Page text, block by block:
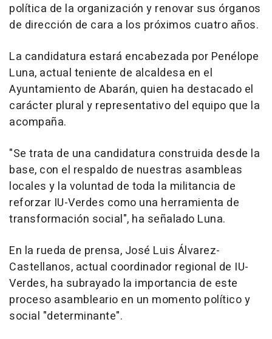
política de la organización y renovar sus órganos
de dirección de cara a los próximos cuatro años.
La candidatura estará encabezada por Penélope
Luna, actual teniente de alcaldesa en el
Ayuntamiento de Abarán, quien ha destacado el
carácter plural y representativo del equipo que la
acompaña.
"Se trata de una candidatura construida desde la
base, con el respaldo de nuestras asambleas
locales y la voluntad de toda la militancia de
reforzar IU-Verdes como una herramienta de
transformación social", ha señalado Luna.
En la rueda de prensa, José Luis Álvarez-
Castellanos, actual coordinador regional de IU-
Verdes, ha subrayado la importancia de este
proceso asambleario en un momento político y
social "determinante".